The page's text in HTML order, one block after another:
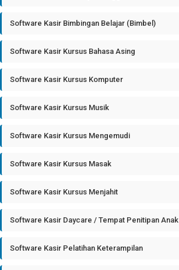
Software Kasir Bimbingan Belajar (Bimbel)
Software Kasir Kursus Bahasa Asing
Software Kasir Kursus Komputer
Software Kasir Kursus Musik
Software Kasir Kursus Mengemudi
Software Kasir Kursus Masak
Software Kasir Kursus Menjahit
Software Kasir Daycare / Tempat Penitipan Anak
Software Kasir Pelatihan Keterampilan